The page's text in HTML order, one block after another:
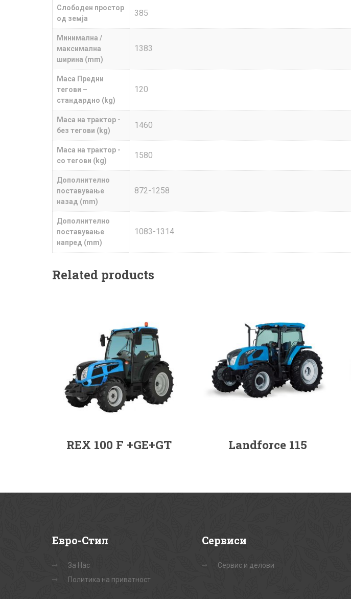
Слободен простор
од земја
385
Минимална /
максимална
ширина (mm)
1383
Маса Предни
тегови –
стандардно (kg)
120
Маса на трактор -
без тегови (kg)
1460
Маса на трактор -
со тегови (kg)
1580
Дополнително
поставување
назад (mm)
872-1258
Дополнително
поставување
напред (mm)
1083-1314
Related products
REX 100 F +GE+GT Landforce 115
Евро-Стил
За Нас
Политика на приватност
Сервиси
Сервис и делови